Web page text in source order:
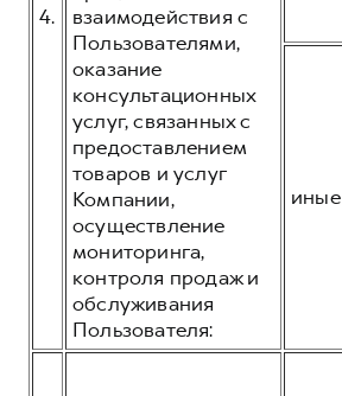
4.
взаимодействия с
Пользователями,
оказание
консультационных
услуг, связанных с
предоставлением
товаров и услуг
Компании,
осуществление
мониторинга,
контроля продаж и
обслуживания
Пользователя:
иные